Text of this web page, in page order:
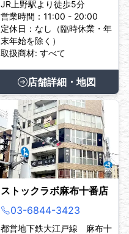
JR上野駅より徒歩5分
営業時間：11:00 - 20:00
定休日：なし（臨時休業・年
末年始を除く）
取扱商材: すべて
店舗詳細・地図
ストックラボ麻布十番店
03-6844-3423
都営地下鉄大江戸線 麻布十